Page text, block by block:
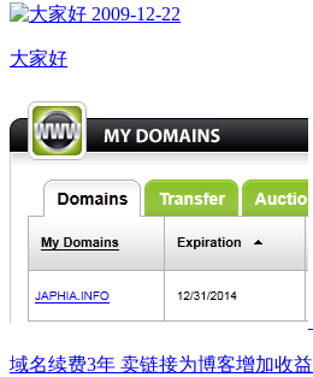
2009-12-22
大家好
域名续费3年 卖链接为博客增加收益